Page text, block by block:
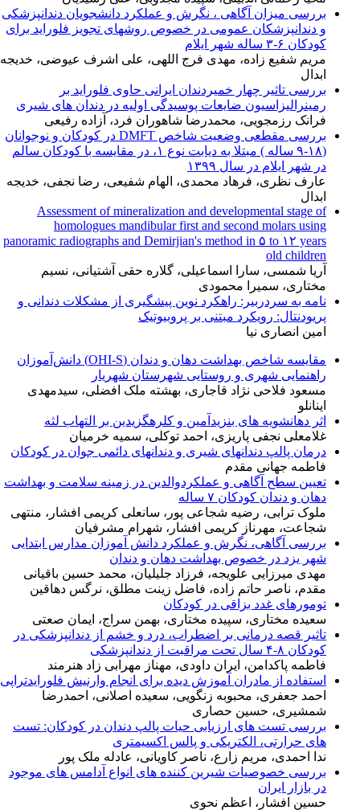
بررسی میزان آگاهی ، نگرش و عملکرد دانشجویان دندانپزشکی
و دندانپزشکان عمومی در خصوص روشهای تجویز فلوراید برای
کودکان ۶-۳ ساله شهر ایلام
مریم شفیع زاده، مهدی فرج اللهی، علی اشرف عیوضی، خدیجه
ابدال
بررسی تاثیر چهار خمیردندان ایرانی حاوی فلوراید بر
رمینرالیزاسیون ضایعات پوسیدگی اولیه در دندان های شیری
فرانک رزمجویی، محمدرضا شاهوران فرد، آزاده رفیعی
بررسی مقطعی وضعیت شاخص DMFT در کودکان و نوجوانان
(۱۸-۹ ساله ) مبتلا به دیابت نوع ۱، در مقایسه با کودکان سالم
در شهر ایلام در سال ۱۳۹۹
عارف نظری، فرهاد محمدی، الهام شفیعی، رضا نجفی، خدیجه
ابدال
Assessment of mineralization and developmental stage of
homologues mandibular first and second molars using
panoramic radiographs and Demirjian's method in ۵ to ۱۲ years
old children
آریا شمسی، سارا اسماعیلی، گلاره حقی آشتیانی، نسیم
مختاری، سمیرا محمودی
نامه به سردربیر: راهکرد نوین پیشگیری از مشکلات دندانی و
پریودنتال: رویکرد مبتنی بر پروبیوتیک
امین انصاری نیا
مقایسه شاخص بهداشت دهان و دندان (OHI-S) دانش‌آموزان
راهنمایی شهری و روستایی شهرستان شهریار
مسعود فلاحی نژاد قاجاری، بهشته ملک افضلی، سیدمهدی
اینانلو
اثر دهانشویه های بنزیدآمین و کلرهگزیدین بر التهاب لثه
غلامعلی نجفی پاریزی، احمد توکلی، سمیه خرمیان
درمان پالپ دندانهای شیری و دندانهای دائمی جوان در کودکان
فاطمه جهانی مقدم
تعیین سطح آگاهی و عملکردوالدین در زمینه سلامت و بهداشت
دهان و دندان کودکان ۷ ساله
ملوک ترابی، رضیه شجاعی پور، سانعلی کریمی افشار، منتهی
شجاعت، مهرناز کریمی افشار، شهرام مشرفیان
بررسی آگاهی، نگرش و عملکرد دانش آموزان مدارس ابتدایی
شهر یزد در خصوص بهداشت دهان و دندان
مهدی میرزایی علویجه، فرزاد جلیلیان، محمد حسین باقیانی
مقدم، ناصر حاتم زاده، فاضل زینت مطلق، نرگس دهاقین
تومورهای غدد بزاقی در کودکان
سعیده مختاری، سپیده مختاری، بهمن سراج، ایمان صعتی
تاثیر قصه درمانی بر اضطراب، درد و خشم از دندانپزشکی در
کودکان ۸-۴ سال تحت مراقبت از دندانپزشکی
فاطمه پاکدامن، ایران داودی، مهناز مهرابی زاد هنرمند
استفاده از مادران آموزش دیده برای انجام وارنیش فلورایدتراپی
احمد جعفری، محبوبه زنگویی، سعیده اصلانی، احمدرضا
شمشیری، حسین حصاری
بررسی تست های ارزیابی حیات پالپ دندان در کودکان: تست
های حرارتی، الکتریکی و پالس اکسیمتری
ندا احمدی، مریم زارع، ناصر کاویانی، عادله ملک پور
بررسی خصوصیات شیرین کننده های انواع آدامس های موجود
در بازار ایران
حسین افشار، اعظم نحوی